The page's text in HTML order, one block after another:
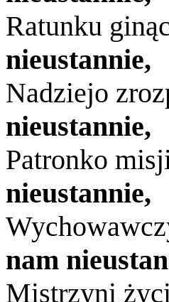
Ratunku
nieustannie,
Nadziejo
nieustannie,
Patronko
nieustannie,
nam
Mistrzyni